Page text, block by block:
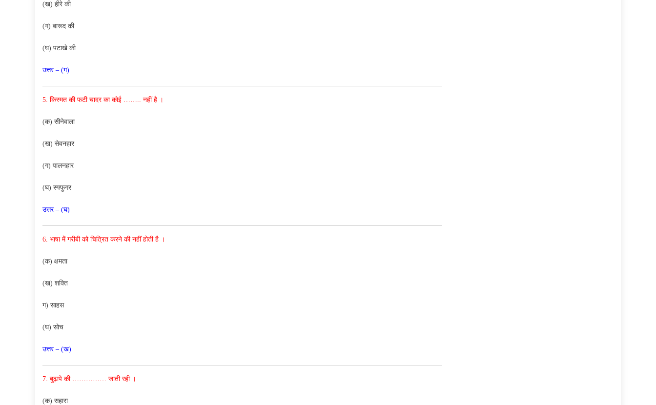
(ख) हीरे की
(ग) बारूद की
(घ) पटाखे की
उत्तर – (ग)
5. किस्मत की फटी चादर का कोई …….. नहीं है ।
(क) सीनेवाला
(ख) सेवनहार
(ग) पालनहार
(घ) स्फ्फुगर
उत्तर – (घ)
6. भाषा में गरीबी को चित्रित करने की नहीं होती है ।
(क) क्षमता
(ख) शक्ति
ग) साहस
(घ) सोच
उत्तर – (ख)
7. बुढ़ापे की …………… जाती रही ।
(क) सहारा